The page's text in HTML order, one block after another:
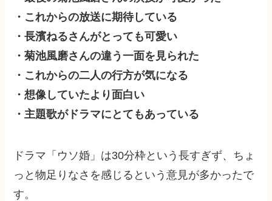
・これからの放送に期待している
・長濱ねるさんがとっても可愛い
・菊池風磨さんの違う一面を見られた
・これからの二人の行方が気になる
・想像していたより面白い
・主題歌がドラマにとてもあっている
ドラマ「ウソ婚」は30分枠という長すぎず、ちょ
っと物足りなさを感じるという意見が多かったで
す。